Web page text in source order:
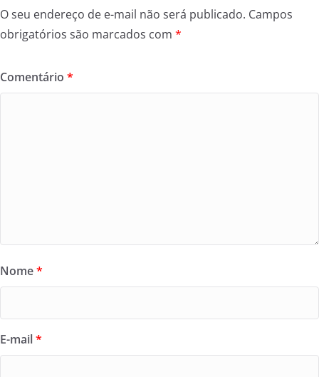
O seu endereço de e-mail não será publicado. Campos
obrigatórios são marcados com *
Comentário *
Nome*
E-mail*